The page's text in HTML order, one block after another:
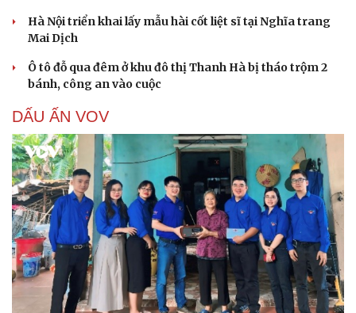
Hà Nội triển khai lấy mẫu hài cốt liệt sĩ tại Nghĩa trang
Mai Dịch
Ô tô đỗ qua đêm ở khu đô thị Thanh Hà bị tháo trộm 2
bánh, công an vào cuộc
DẤU ẤN VOV